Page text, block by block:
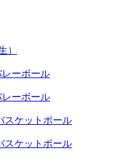
）
ーボール
ーボール
ケットボール
ケットボール